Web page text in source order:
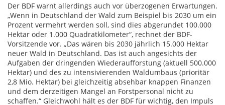
Der BDF warnt allerdings auch vor überzogenen Erwartungen.
„Wenn in Deutschland der Wald zum Beispiel bis 2030 um ein
Prozent vermehrt werden soll, sind dies abgerundet 100.000
Hektar oder 1.000 Quadratkilometer“, rechnet der BDF-
Vorsitzende vor. „Das wären bis 2030 jährlich 15.000 Hektar
neuer Wald in Deutschland. Das ist auch angesichts der
Aufgaben der dringenden Wiederaufforstung (aktuell 500.000
Hektar) und des zu intensivierenden Waldumbaus (prioritär
2,8 Mio. Hektar) bei gleichzeitig absehbar knappen Finanzen
und dem derzeitigen Mangel an Forstpersonal nicht zu
schaffen.“ Gleichwohl hält es der BDF für wichtig, den Impuls